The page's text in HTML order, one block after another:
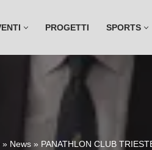
PROGETTI SPORTS
» News » PANATHLON CLUB